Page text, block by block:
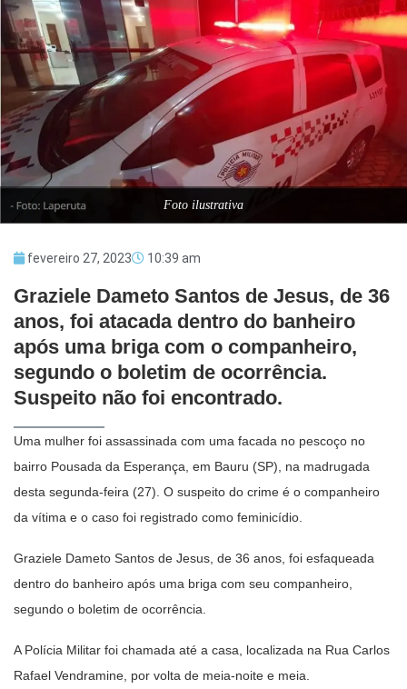
Foto ilustrativa
fevereiro 27, 2023 10:39 am
Graziele Dameto Santos de Jesus, de 36
anos, foi atacada dentro do banheiro
após uma briga com o companheiro,
segundo o boletim de ocorrência.
Suspeito não foi encontrado.
Uma mulher foi assassinada com uma facada no pescoço no
bairro Pousada da Esperança, em Bauru (SP), na madrugada
desta segunda-feira (27). O suspeito do crime é o companheiro
da vítima e o caso foi registrado como feminicídio.
Graziele Dameto Santos de Jesus, de 36 anos, foi esfaqueada
dentro do banheiro após uma briga com seu companheiro,
segundo o boletim de ocorrência.
A Polícia Militar foi chamada até a casa, localizada na Rua Carlos
Rafael Vendramine, por volta de meia-noite e meia.